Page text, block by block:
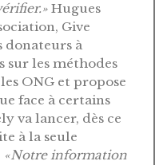
Hugues
Give
donateurs à
sur les méthodes
ONG et propose
face à certains
va lancer, dès ce
à la seule
«Notre information